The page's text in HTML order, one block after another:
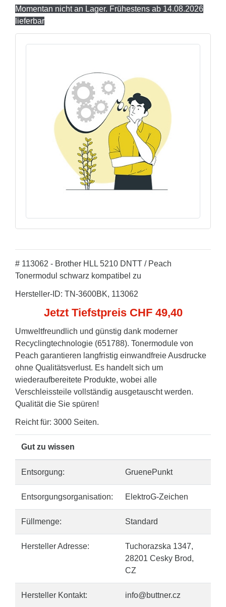
Momentan nicht an Lager. Frühestens ab 14.08.2026
lieferbar
# 113062 - Brother HLL 5210 DNTT / Peach
Tonermodul schwarz kompatibel zu
Hersteller-ID: TN-3600BK, 113062
Jetzt Tiefstpreis CHF 49,40
Umweltfreundlich und günstig dank moderner
Recyclingtechnologie (651788). Tonermodule von
Peach garantieren langfristig einwandfreie Ausdrucke
ohne Qualitätsverlust. Es handelt sich um
wiederaufbereitete Produkte, wobei alle
Verschleissteile vollständig ausgetauscht werden.
Qualität die Sie spüren!
Reicht für: 3000 Seiten.
Gut zu wissen
Entsorgung: GruenePunkt
Entsorgungsorganisation: ElektroG-Zeichen
Füllmenge: Standard
Hersteller Adresse:
Tuchorazska 1347,
28201 Cesky Brod,
CZ
Hersteller Kontakt: info@buttner.cz